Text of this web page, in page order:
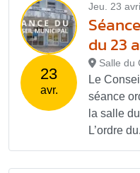
23
avr.
Jeu. 23
du 23
Salle du
Le
séance
la salle
L’ordre